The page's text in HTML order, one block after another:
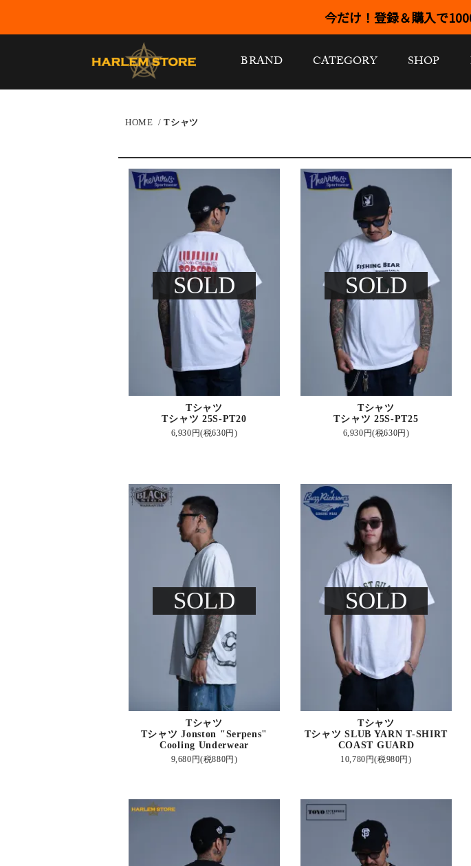
今だけ！登録＆購入で
BRAND CATEGORY SHOP
HOME /Tシャツ
SOLD
Tシャツ
Tシャツ 25S-PT20
6,930円(税630円)
SOLD
Tシャツ
Tシャツ 25S-PT25
6,930円(税630円)
SOLD
Tシャツ
Tシャツ Jonston "Serpens"
Cooling Underwear
9,680円(税880円)
SOLD
Tシャツ
Tシャツ SLUB YARN T-SHIRT
COAST GUARD
10,780円(税980円)